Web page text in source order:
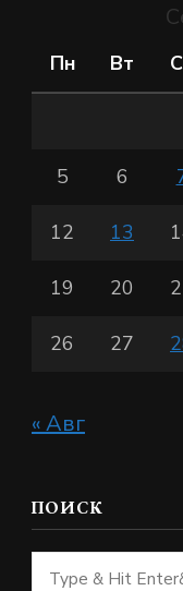
Пн Вт
5 6
12 13
19 20
26 27
« Авг
ПОИСК
Ищите